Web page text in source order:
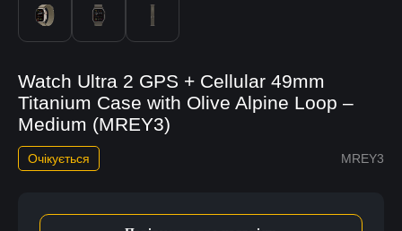
Watch Ultra 2 GPS + Cellular 49mm
Titanium Case with Olive Alpine Loop –
Medium (MREY3)
MREY3
Очікується